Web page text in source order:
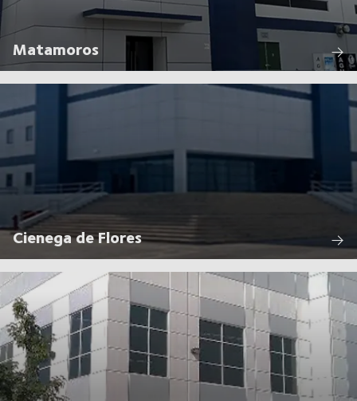
Matamoros
Cienega de Flores